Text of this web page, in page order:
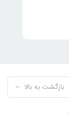
بازگشت به بالا